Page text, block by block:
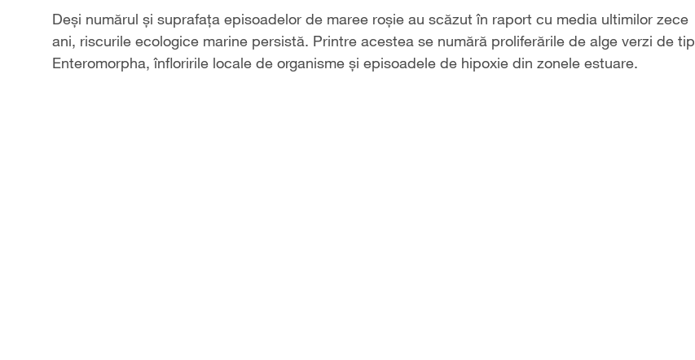
Deși numărul și suprafața episoadelor de maree roșie au scăzut în raport cu media ultimilor zece
ani, riscurile ecologice marine persistă. Printre acestea se numără proliferările de alge verzi de tip
Enteromorpha, înfloririle locale de organisme și episoadele de hipoxie din zonele estuare.